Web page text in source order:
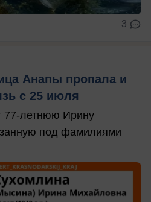
3
Анапы пропала и
с 25 июля
77-летнюю Ирину
под фамилиями